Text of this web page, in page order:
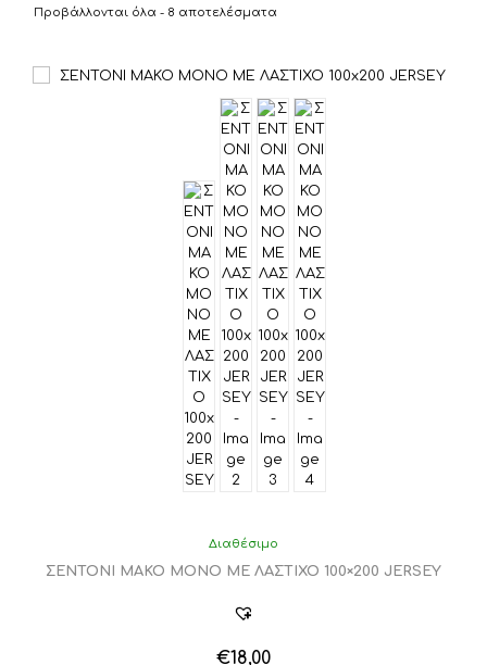
Προβάλλονται όλα - 8 αποτελέσματα
Διαθέσιμο
ΣΕΝΤΟΝΙ ΜΑΚΟ ΜΟΝΟ ΜΕ ΛΑΣΤΙΧΟ 100×200 JERSEY
€18,00